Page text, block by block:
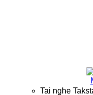
Tai nghe